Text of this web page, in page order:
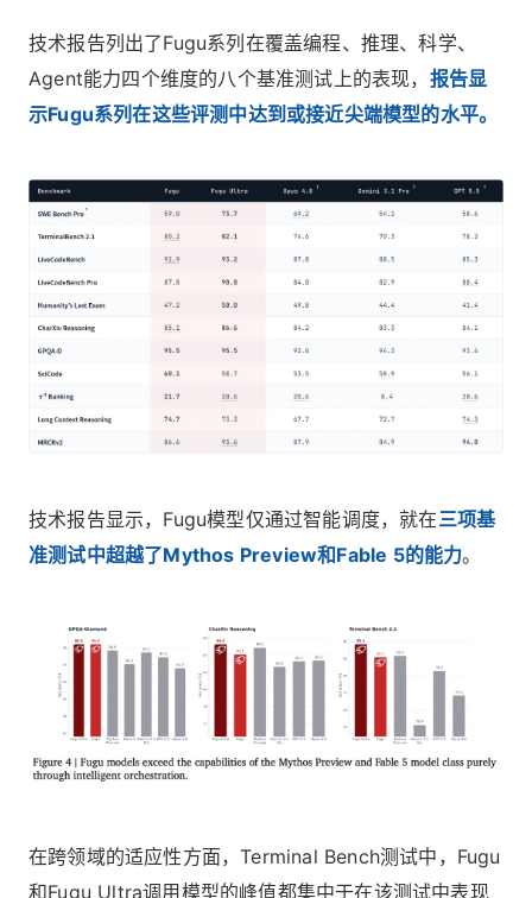
技术报告列出了Fugu系列在覆盖编程、推理、科学、
Agent能力四个维度的八个基准测试上的表现， 报告显
示Fugu系列在这些评测中达到或接近尖端模型的水平。
技术报告显示，Fugu模型仅通过智能调度，就在三项基
准测试中超越了Mythos Preview和Fable 5的能力。
在跨领域的适应性方面，Terminal Bench测试中，Fugu
和Fugu Ultra调用模型的峰值都集中于在该测试中表现